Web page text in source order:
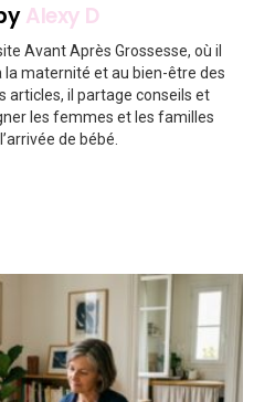
Alexy D
Avant Après Grossesse, où il
maternité et au bien-être des
articles, il partage conseils et
les femmes et les familles
de bébé.